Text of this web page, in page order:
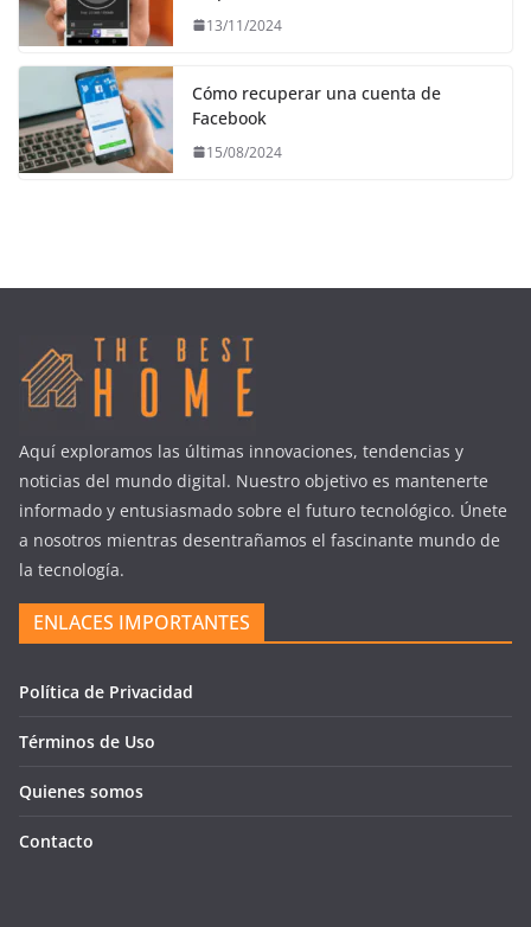
13/11/2024
Cómo recuperar una cuenta de
Facebook
15/08/2024
Aquí exploramos las últimas innovaciones, tendencias y
noticias del mundo digital. Nuestro objetivo es mantenerte
informado y entusiasmado sobre el futuro tecnológico. Únete
a nosotros mientras desentrañamos el fascinante mundo de
la tecnología.
ENLACES IMPORTANTES
Política de Privacidad
Términos de Uso
Quienes somos
Contacto